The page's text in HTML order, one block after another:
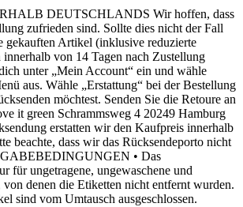
DEUTSCHLANDS Wir hoffen, dass
zufrieden sind. Sollte dies nicht der Fall
gekauften Artikel (inklusive reduzierte
von 14 Tagen nach Zustellung
unter „Mein Account“ ein und wähle
aus. Wähle „Erstattung“ bei der Bestellung
möchtest. Senden Sie die Retoure an
it green Schrammsweg 4 20249 Hamburg
erstatten wir den Kaufpreis innerhalb
beachte, dass wir das Rücksendeporto nicht
• Das
für ungetragene, ungewaschene und
denen die Etiketten nicht entfernt wurden.
sind vom Umtausch ausgeschlossen.